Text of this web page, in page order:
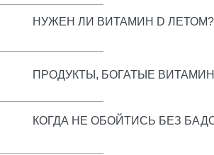
НУЖЕН ЛИ ВИТАМИН D ЛЕТОМ?
ПРОДУКТЫ, БОГАТЫЕ
КОГДА НЕ ОБОЙТИСЬ БЕЗ